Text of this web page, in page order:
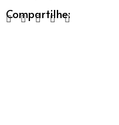
Compartilhe: